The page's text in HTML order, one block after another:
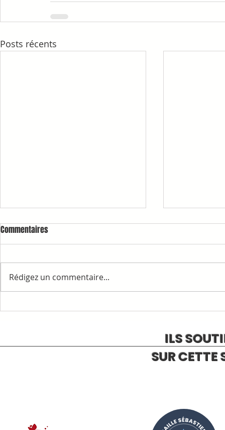
Posts récents
RAPPELS ET INFORMATIONS 1ère
Commentaires
Rédigez un commentaire...
ILS
SUR